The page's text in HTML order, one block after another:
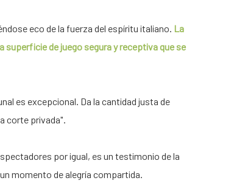
eco de la fuerza del espíritu italiano. La
de juego segura y receptiva que se
es excepcional. Da la cantidad justa de
corte privada".
por igual, es un testimonio de la
momento de alegría compartida.